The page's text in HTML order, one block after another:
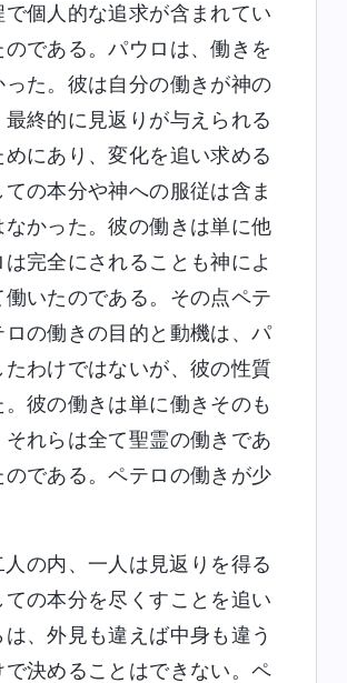
個人的な追求が含まれてい
である。パウロは、働きを
た。彼は自分の働きが神の
終的に見返りが与えられる
にあり、変化を追い求める
の本分や神への服従は含ま
かった。彼の働きは単に他
完全にされることも神によ
いたのである。その点ペテ
の働きの目的と動機は、パ
わけではないが、彼の性質
彼の働きは単に働きそのも
れらは全て聖霊の働きであ
である。ペテロの働きが少
の内、一人は見返りを得る
の本分を尽くすことを追い
、外見も違えば中身も違う
決めることはできない。ペ